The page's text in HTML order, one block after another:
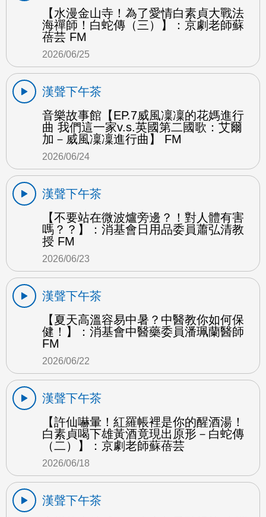
【水漫金山寺！為了愛情白素貞大戰法
海禪師！白蛇傳（三）】：京劇老師蘇
蓓芸 FM
2026/06/25
漢聲下午茶
音樂故事館【EP.7威風凜凜的花媽進行
曲 我們這一家v.s.英國第二國歌：艾爾
加－威風凜凜進行曲】 FM
2026/06/24
漢聲下午茶
【不要站在微波爐旁邊？！對人體有害
嗎？？】：消基會日用品委員蕭弘清教
授 FM
2026/06/23
漢聲下午茶
【夏天高溫容易中暑？中醫教你如何保
健！】：消基會中醫藥委員潘珮蘭醫師
FM
2026/06/22
漢聲下午茶
【許仙嚇暈！紅羅帳裡是你的醒酒湯！
白素貞喝下雄黃酒竟現出原形－白蛇傳
（二）】：京劇老師蘇蓓芸
2026/06/18
漢聲下午茶